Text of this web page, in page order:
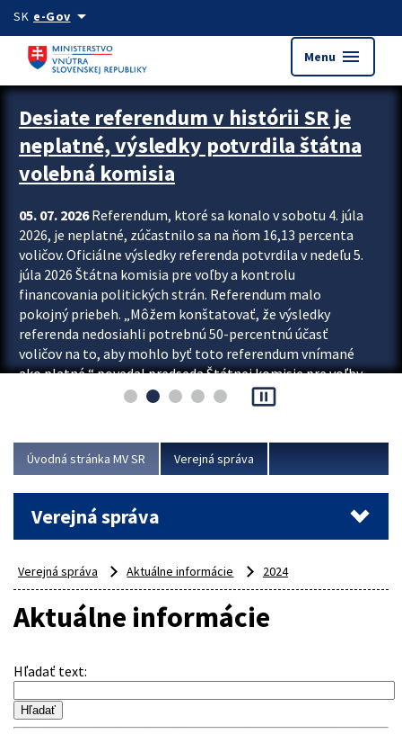
Preskocit na hlavný obsah
SK e-Govarrow_drop_down
Menu menu
Zastavit automatický posun upútavok
Desiate referendum v histórii SR je
neplatné, výsledky potvrdila štátna
volebná komisia
05. 07. 2026Referendum, ktoré sa konalo v sobotu 4. júla
2026, je neplatné, zúčastnilo sa na ňom 16,13 percenta
voličov. Oficiálne výsledky referenda potvrdila v nedeľu 5.
júla 2026 Štátna komisia pre voľby a kontrolu
financovania politických strán. Referendum malo
pokojný priebeh. „Môžem konštatovať, že výsledky
referenda nedosiahli potrebnú 50-percentnú účasť
voličov na to, aby mohlo byť toto referendum vnímané
ako platné,“ povedal predseda Štátnej komisie pre voľby
a kontrolu financovania politických...
pause_presentation
Úvodná stránka MV SR Verejná správa
Verejná správa
Verejná správa Aktuálne informácie 2024
Aktuálne informácie
Hľadať text: